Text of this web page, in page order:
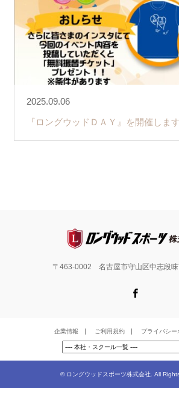
2025.09.06
『ロングウッドＤＡＹ』を開催します
〒463-0002 名古屋市守山区中志段
企業情報 ご利用規約 プライバシー
© ロングウッドスポーツ株式会社. All